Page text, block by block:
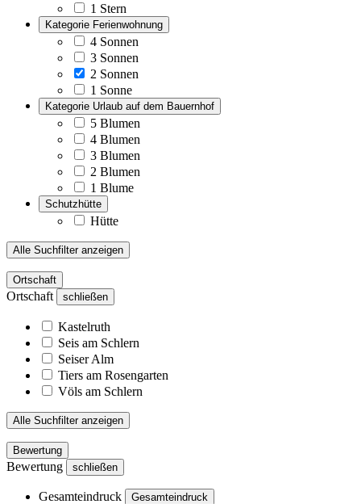
1 Stern
Kategorie Ferienwohnung
4 Sonnen
3 Sonnen
2 Sonnen
1 Sonne
Kategorie Urlaub auf dem Bauernhof
5 Blumen
4 Blumen
3 Blumen
2 Blumen
1 Blume
Schutzhütte
Hütte
Alle Suchfilter anzeigen
Ortschaft
Ortschaft schließen
Kastelruth
Seis am Schlern
Seiser Alm
Tiers am Rosengarten
Völs am Schlern
Alle Suchfilter anzeigen
Bewertung
Bewertung schließen
Gesamteindruck Gesamteindruck